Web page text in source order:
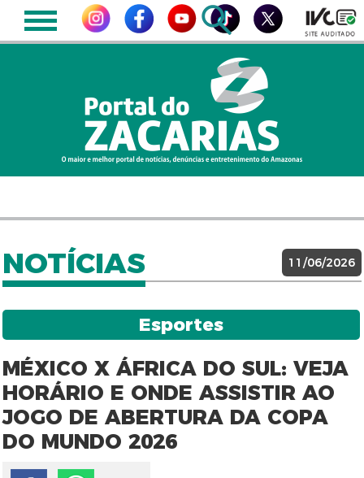
NOTÍCIAS 11/06/2026
Esportes
MÉXICO X ÁFRICA DO SUL: VEJA
HORÁRIO E ONDE ASSISTIR AO
JOGO DE ABERTURA DA COPA
DO MUNDO 2026